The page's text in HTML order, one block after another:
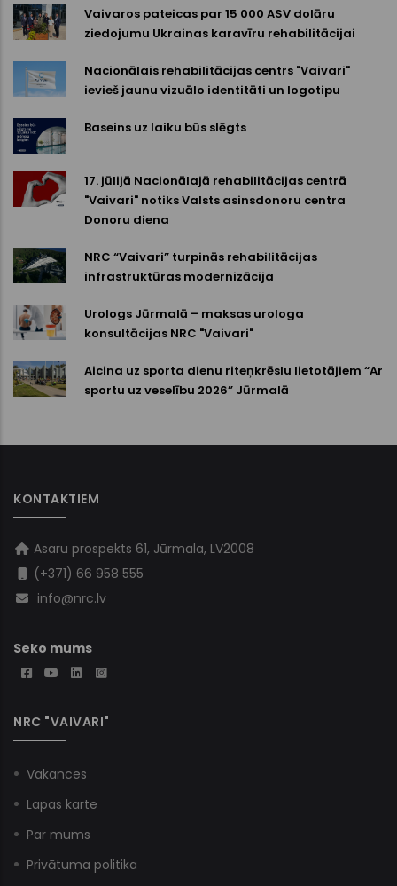
Vaivaros pateicas par 15 000 ASV dolāru
ziedojumu Ukrainas karavīru rehabilitācijai
Nacionālais rehabilitācijas centrs "Vaivari"
ievieš jaunu vizuālo identitāti un logotipu
Baseins uz laiku būs slēgts
17. jūlijā Nacionālajā rehabilitācijas centrā
"Vaivari" notiks Valsts asinsdonoru centra
Donoru diena
NRC “Vaivari” turpinās rehabilitācijas
infrastruktūras modernizācija
Urologs Jūrmalā – maksas urologa
konsultācijas NRC "Vaivari"
Aicina uz sporta dienu riteņkrēslu lietotājiem “Ar
sportu uz veselību 2026” Jūrmalā
KONTAKTIEM
Asaru prospekts 61, Jūrmala, LV2008
(+371) 66 958 555
info@nrc.lv
Seko mums
NRC "VAIVARI"
Vakances
Lapas karte
Par mums
Privātuma politika